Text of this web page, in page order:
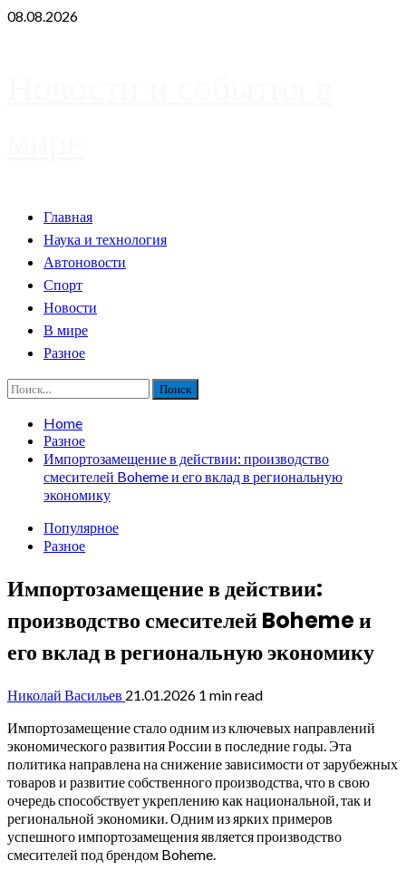
Skip
08.08.2026
PrimaryГлавная
Наука и технология
Автоновости
Спорт
Новости
В мире
Разное
Найти:
Home
Разное
Импортозамещение в действии: производство
смесителей Boheme и его вклад в региональную
экономику
Популярное
Разное
Импортозамещение в действии:
производство смесителей Boheme и
его вклад в региональную экономику
Николай Васильев 21.01.2026 1 min read
Импортозамещение стало одним из ключевых направлений
экономического развития России в последние годы. Эта
политика направлена на снижение зависимости от зарубежных
товаров и развитие собственного производства, что в свою
очередь способствует укреплению как национальной, так и
региональной экономики. Одним из ярких примеров
успешного импортозамещения является производство
смесителей под брендом Boheme.